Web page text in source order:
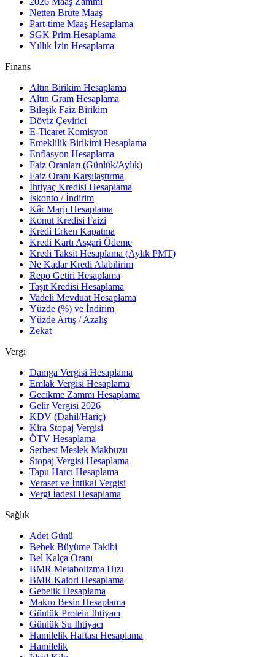
Netten Brüte Maaş
Part-time Maaş Hesaplama
SGK Prim Hesaplama
Yıllık İzin Hesaplama
Finans
Altın Birikim Hesaplama
Altın Gram Hesaplama
Bileşik Faiz Birikim
Döviz Çevirici
E-Ticaret Komisyon
Emeklilik Birikimi Hesaplama
Enflasyon Hesaplama
Faiz Oranları (Günlük/Aylık)
Faiz Oranı Karşılaştırma
İhtiyaç Kredisi Hesaplama
İskonto / İndirim
Kâr Marjı Hesaplama
Konut Kredisi Faizi
Kredi Erken Kapatma
Kredi Kartı Asgari Ödeme
Kredi Taksit Hesaplama (Aylık PMT)
Ne Kadar Kredi Alabilirim
Repo Getiri Hesaplama
Taşıt Kredisi Hesaplama
Vadeli Mevduat Hesaplama
Yüzde (%) ve İndirim
Yüzde Artış / Azalış
Zekat
Vergi
Damga Vergisi Hesaplama
Emlak Vergisi Hesaplama
Gecikme Zammı Hesaplama
Gelir Vergisi 2026
KDV (Dahil/Hariç)
Kira Stopaj Vergisi
ÖTV Hesaplama
Serbest Meslek Makbuzu
Stopaj Vergisi Hesaplama
Tapu Harcı Hesaplama
Veraset ve İntikal Vergisi
Vergi İadesi Hesaplama
Sağlık
Adet Günü
Bebek Büyüme Takibi
Bel Kalça Oranı
BMR Metabolizma Hızı
BMR Kalori Hesaplama
Gebelik Hesaplama
Makro Besin Hesaplama
Günlük Protein İhtiyacı
Günlük Su İhtiyacı
Hamilelik Haftası Hesaplama
Hamilelik